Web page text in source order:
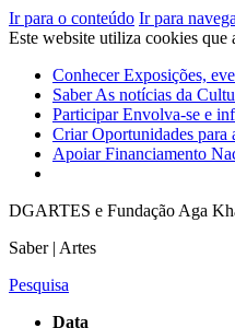
Ir para o conteúdo Ir para
Este website utiliza cookies que
ConhecerExposições,
SaberAs notícias da
ParticiparEnvolva-se e
CriarOportunidades para
ApoiarFinanciamento
DGARTES e Fundação Aga
Saber | Artes
Pesquisa
Data